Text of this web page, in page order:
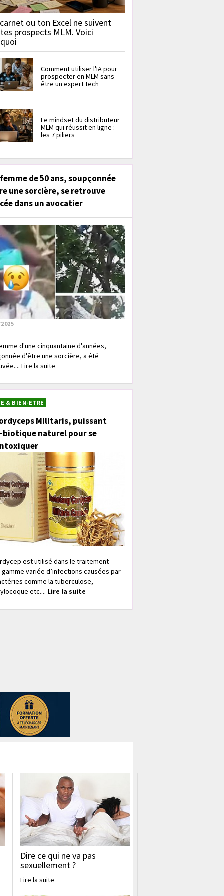
ou ton Excel ne suivent
prospects MLM. Voici
Comment utiliser l'IA pour
prospecter en MLM sans
être un expert tech
Le mindset du distributeur
MLM qui réussit en ligne :
les 7 piliers
de 50 ans, soupçonnée
une sorcière, se retrouve
dans un avocatier
d'une cinquantaine d'années,
d'être une sorcière, a été
Lire la suite
& BIEN-ETRE
Militaris, puissant
naturel pour se
est utilisé dans le traitement
gamme variée d’infections causées par
comme la tuberculose,
etc.... Lire la suite
Dire ce qui ne va pas
sexuellement ?
Lire la suite